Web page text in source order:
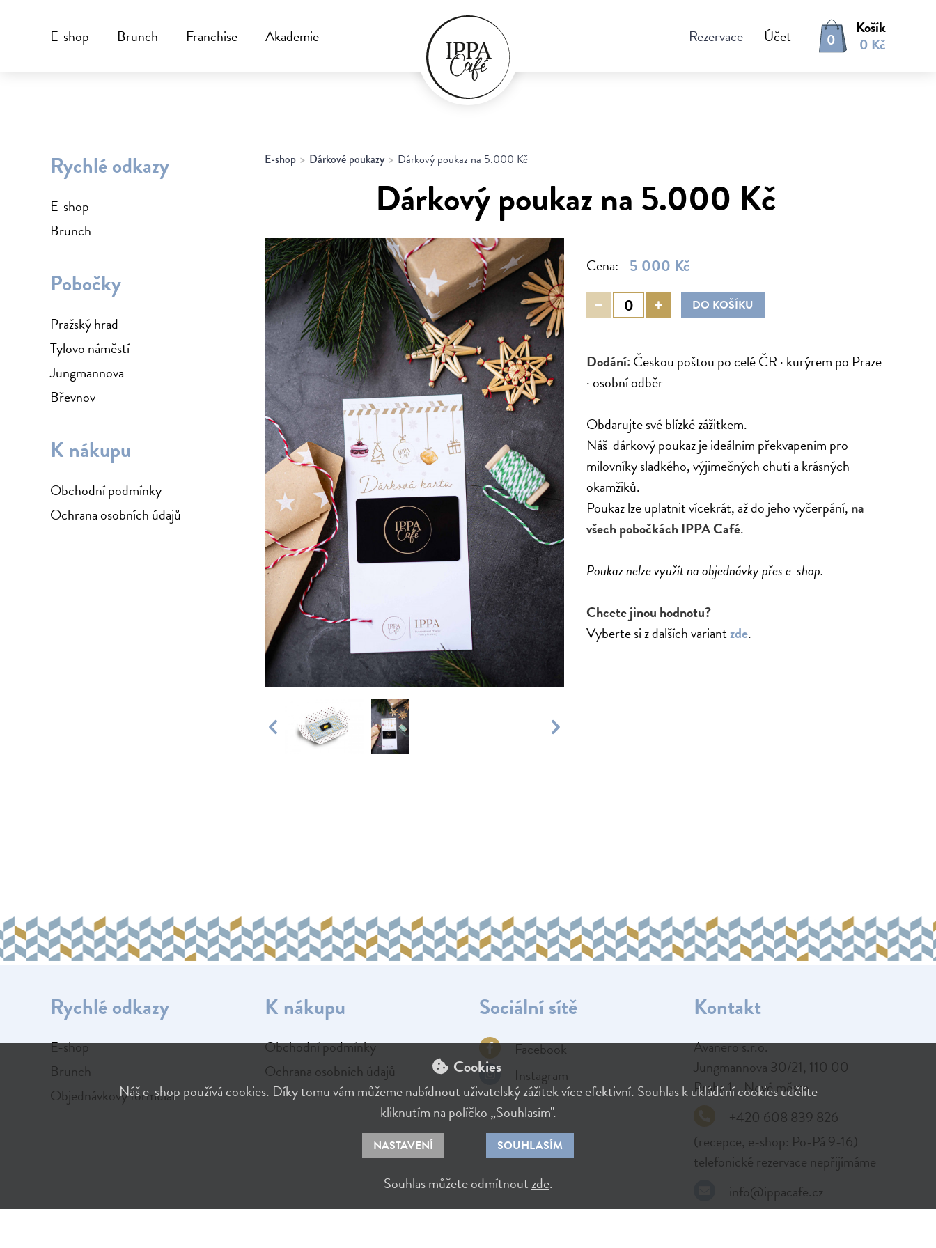
E-shop Brunch Franchise Akademie Rezervace Účet 0
Košík
0 Kč
Rychlé odkazy
E-shop
Brunch
Pobočky
Pražský hrad
Tylovo náměstí
Jungmannova
Břevnov
K nákupu
Obchodní podmínky
Ochrana osobních údajů
E-shop Dárkové poukazy Dárkový poukaz na 5.000 Kč
Dárkový poukaz na 5.000 Kč
Cena: 5 000 Kč
DO KOŠÍKU
Dodání: Českou poštou po celé ČR · kurýrem po Praze
· osobní odběr
Obdarujte své blízké zážitkem.
Náš dárkový poukaz je ideálním překvapením pro
milovníky sladkého, výjimečných chutí a krásných
okamžiků.
Poukaz lze uplatnit vícekrát, až do jeho vyčerpání, na
všech pobočkách IPPA Café.
Poukaz nelze využít na objednávky přes e-shop.
Chcete jinou hodnotu?
Vyberte si z dalších variantzde.
Rychlé odkazy
E-shop
Brunch
Objednávkový formulář
K nákupu
Obchodní podmínky
Ochrana osobních údajů
Sociální sítě
Facebook
Instagram
Kontakt
Avanero s.r.o.
Jungmannova 30/21, 110 00
Praha 1 - Nové město
+420 608 839 826
(recepce, e-shop: Po-Pá 9-16)
telefonické rezervace nepřijímáme
info@ippacafe.cz
Cookies
Náš e-shop používá cookies. Díky tomu vám můžeme nabídnout uživatelský zážitek více efektivní. Souhlas k ukládání cookies udělíte
kliknutím na políčko „Souhlasím".
NASTAVENÍ SOUHLASÍM
Souhlas můžete odmítnoutzde.